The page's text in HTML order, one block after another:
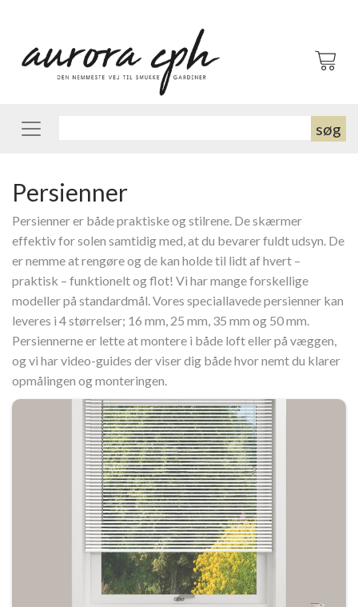
indkøbskurv
søg
Persienner
Persienner er både praktiske og stilrene. De skærmer
effektiv for solen samtidig med, at du bevarer fuldt udsyn. De
er nemme at rengøre og de kan holde til lidt af hvert –
praktisk – funktionelt og flot! Vi har mange forskellige
modeller på standardmål. Vores speciallavede persienner kan
leveres i 4 størrelser; 16 mm, 25 mm, 35 mm og 50 mm.
Persiennerne er lette at montere i både loft eller på væggen,
og vi har video-guides der viser dig både hvor nemt du klarer
opmålingen og monteringen.